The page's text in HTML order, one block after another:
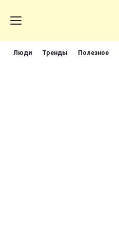
Люди Тренды Полезное